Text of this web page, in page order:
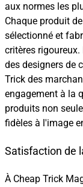
aux normes les
Chaque produit
sélectionné et
critères
des designers de
Trick des
engagement à la
produits non
fidèles à l'image
Satisfaction de
À Cheap Trick